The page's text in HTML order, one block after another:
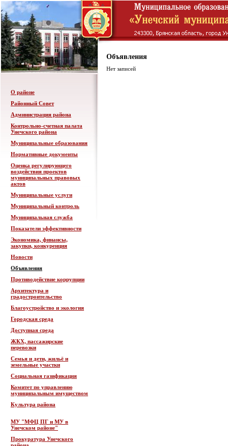
О районе
Районный Совет
Администрация района
Контрольно-счетная палата
Унечского района
Муниципальные образования
Нормативные документы
Оценка регулирующего
воздействия проектов
муниципальных правовых
актов
Муниципальные услуги
Муниципальный контроль
Муниципальная служба
Показатели эффективности
Экономика, финансы,
закупки, конкуренция
Новости
Объявления
Противодействие коррупции
Архитектура и
градостроительство
Благоустройство и экология
Городская среда
Доступная среда
ЖКХ, пассажирские
перевозки
Семья и дети, жильё и
земельные участки
Социальная газификация
Комитет по управлению
муниципальным имуществом
Культура района
МУ "МФЦ ПГ и МУ в
Унечском районе"
Прокуратура Унечского
Объявления
Нет записей